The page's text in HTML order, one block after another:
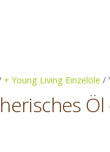
+ Young Living Einzelöle /